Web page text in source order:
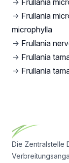
→ Frullania
→ Frullania
microphylla
→ Frullania
→ Frullania
→ Frullania
Die Zentralstelle